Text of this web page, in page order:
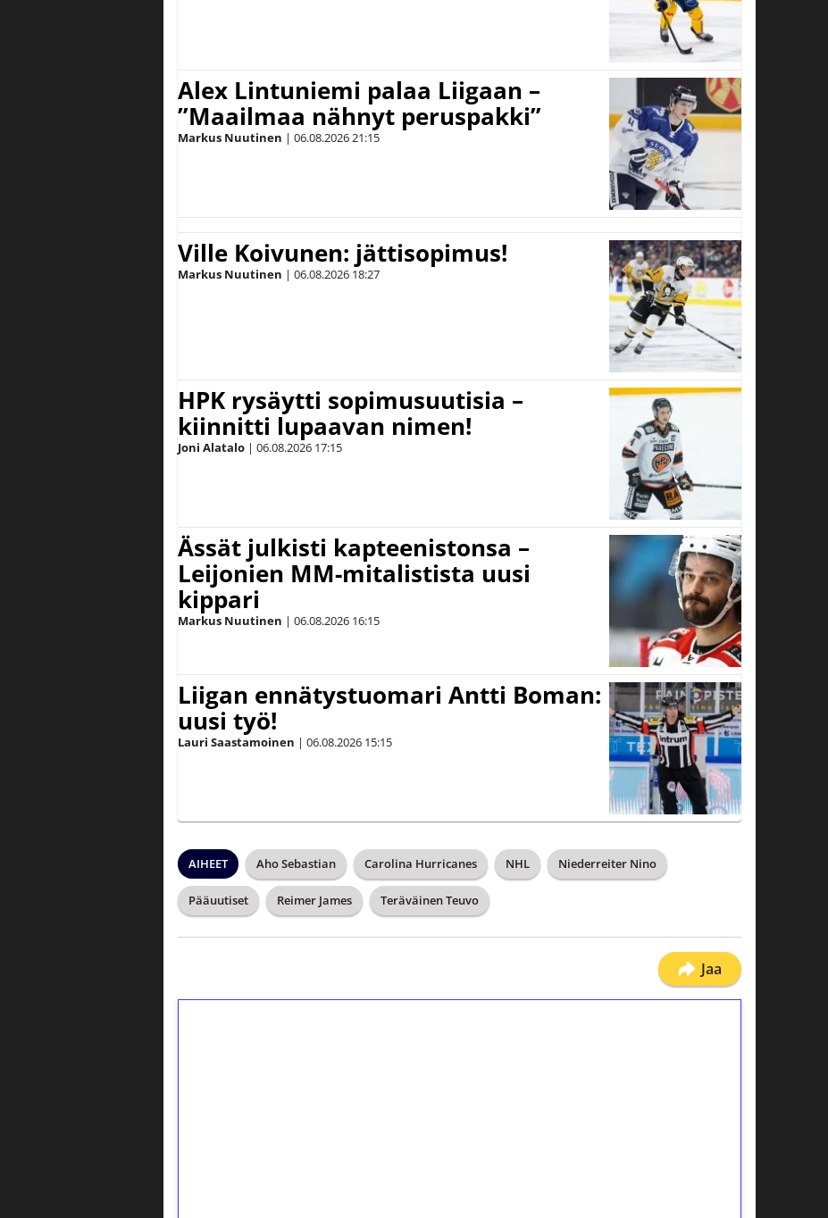
Alex Lintuniemi palaa Liigaan –
”Maailmaa nähnyt peruspakki”
Markus Nuutinen | 06.08.202621:15
Ville Koivunen: jättisopimus!
Markus Nuutinen | 06.08.2026 18:27
HPK rysäytti sopimusuutisia –
kiinnitti lupaavan nimen!
Joni Alatalo | 06.08.2026 17:15
Ässät julkisti kapteenistonsa –
Leijonien MM-mitalistista uusi
kippari
Markus Nuutinen | 06.08.2026 16:15
Liigan ennätystuomari Antti Boman:
uusi työ!
Lauri Saastamoinen | 06.08.2026 15:15
AIHEET Aho Sebastian Carolina Hurricanes NHL Niederreiter Nino
Pääuutiset Reimer James Teräväinen Teuvo
Jaa